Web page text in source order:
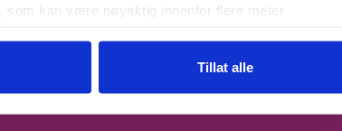
som kan være nøyaktig innenfor flere meter
om informasjonskapsler.
og gi innhold og annonser et personlig
Tillat alle
to
started